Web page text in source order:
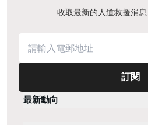
收取最新的人道救援消息
訂閱
最新動向